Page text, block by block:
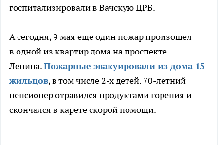
госпитализировали в Вачскую ЦРБ.
А сегодня, 9 мая еще один пожар произошел
в одной из квартир дома на проспекте
Ленина.Пожарные эвакуировали из дома 15
жильцов, в том числе 2-х детей. 70-летний
пенсионер отравился продуктами горения и
скончался в карете скорой помощи.